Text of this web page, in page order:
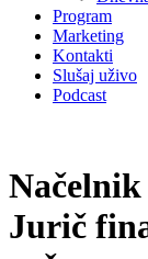
Program
Marketing
Kontakti
Slušaj uživo
Podcast
Jurič